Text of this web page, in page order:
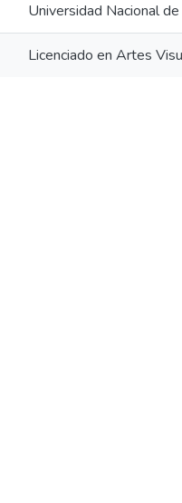
Universidad Nacional
Licenciado en Artes